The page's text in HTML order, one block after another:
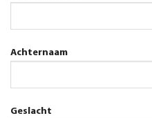
Achternaam
Geslacht